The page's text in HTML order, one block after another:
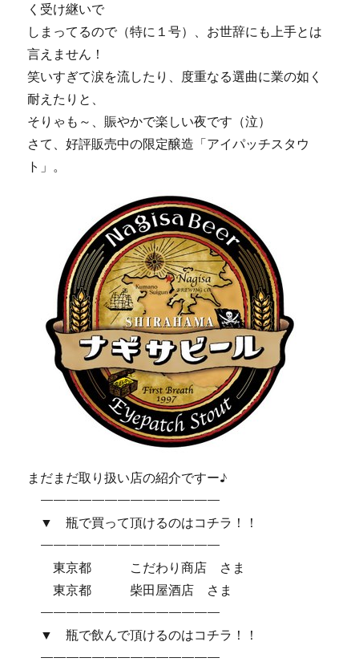
く受け継いで
しまってるので（特に１号）、お世辞にも上手とは
言えません！
笑いすぎて涙を流したり、度重なる選曲に業の如く
耐えたりと、
そりゃも～、賑やかで楽しい夜です（泣）
さて、好評販売中の限定醸造「アイパッチスタウ
ト」。
まだまだ取り扱い店の紹介ですー♪
——————————————
▼ 瓶で買って頂けるのはコチラ！！
——————————————
東京都 こだわり商店 さま
東京都 柴田屋酒店 さま
——————————————
▼ 瓶で飲んで頂けるのはコチラ！！
——————————————